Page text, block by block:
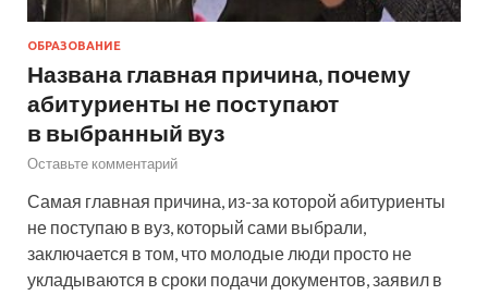
ОБРАЗОВАНИЕ
Названа главная причина, почему
абитуриенты не поступают
в выбранный вуз
Оставьте комментарий
Самая главная причина, из-за которой абитуриенты
не поступаю в вуз, который сами выбрали,
заключается в том, что молодые люди просто не
укладываются в сроки подачи документов, заявил в